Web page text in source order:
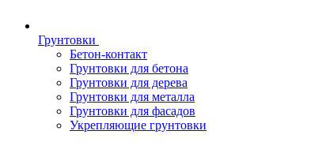
Грунтовки
Бетон-контакт
Грунтовки для бетона
Грунтовки для дерева
Грунтовки для металла
Грунтовки для фасадов
Укрепляющие грунтовки